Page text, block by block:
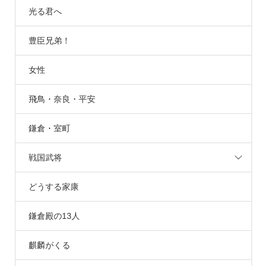
光る君へ
豊臣兄弟！
女性
飛鳥・奈良・平安
鎌倉・室町
戦国武将
どうする家康
鎌倉殿の13人
麒麟がくる